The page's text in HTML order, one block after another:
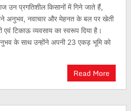
उन प्रगतिशील किसानों में गिने जाते हैं,
अनुभव, नवाचार और मेहनत के बल पर खेती
एवं टिकाऊ व्यवसाय का स्वरूप दिया है।
के साथ उन्होंने अपनी 23 एकड़ भूमि को
Read More